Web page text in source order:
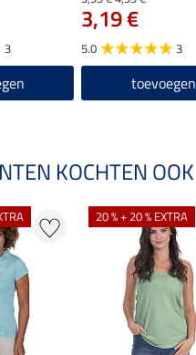
3
3,19 €
5.0 3
toevoegen
KOCHTEN OOK
20 % + 20 % EXTRA